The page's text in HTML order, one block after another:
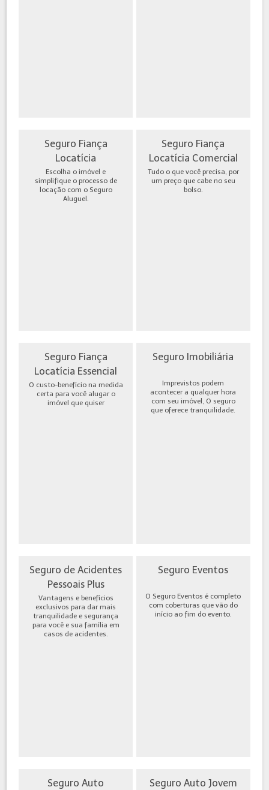
Seguro Fiança
Locatícia
Escolha o imóvel e
simplifique o processo de
locação com o Seguro
Aluguel.
Seguro Fiança
Locatícia Comercial
Tudo o que você precisa, por
um preço que cabe no seu
bolso.
Seguro Fiança
Locatícia Essencial
O custo-benefício na medida
certa para você alugar o
imóvel que quiser
Seguro Imobiliária
Imprevistos podem
acontecer a qualquer hora
com seu imóvel, O seguro
que oferece tranquilidade.
Seguro de Acidentes
Pessoais Plus
Vantagens e benefícios
exclusivos para dar mais
tranquilidade e segurança
para você e sua família em
casos de acidentes.
Seguro Eventos
O Seguro Eventos é completo
com coberturas que vão do
início ao fim do evento.
Seguro Auto
Seguro Auto Jovem